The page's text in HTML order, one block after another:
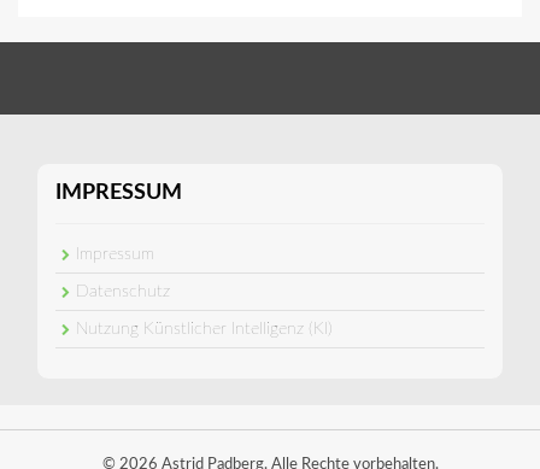
IMPRESSUM
Impressum
Datenschutz
Nutzung Künstlicher Intelligenz (KI)
© 2026 Astrid Padberg. Alle Rechte vorbehalten.